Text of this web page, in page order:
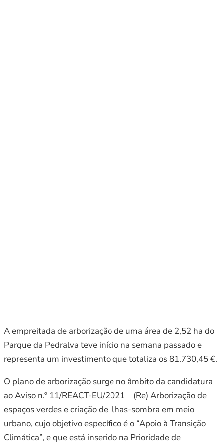
A empreitada de arborização de uma área de 2,52 ha do
Parque da Pedralva teve início na semana passado e
representa um investimento que totaliza os 81.730,45 €.
O plano de arborização surge no âmbito da candidatura
ao Aviso n.º 11/REACT-EU/2021 – (Re) Arborização de
espaços verdes e criação de ilhas-sombra em meio
urbano, cujo objetivo específico é o “Apoio à Transição
Climática”, e que está inserido na Prioridade de